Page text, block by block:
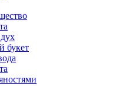
букет